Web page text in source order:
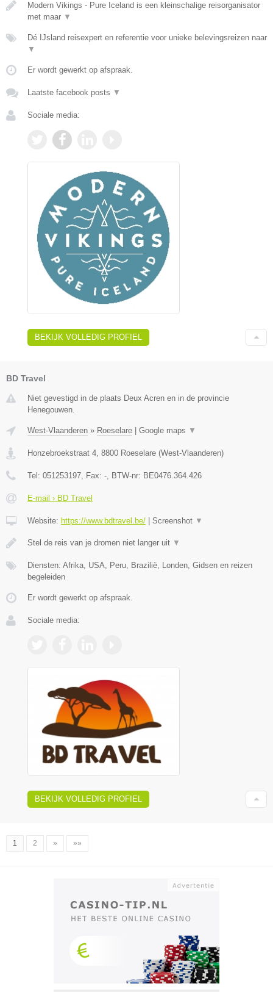
Modern Vikings - Pure Iceland is een kleinschalige reisorganisator
met maar ▼
Dé IJsland reisexpert en referentie voor unieke belevingsreizen naar
▼
Er wordt gewerkt op afspraak.
Laatste facebook posts ▼
Sociale media:
BEKIJK VOLLEDIG PROFIEL
BD Travel
Niet gevestigd in de plaats Deux Acren en in de provincie
Henegouwen.
West-Vlaanderen » Roeselare Google maps ▼
Honzebroekstraat 4, 8800 Roeselare (West-Vlaanderen)
Tel: 051253197, Fax: -, BTW-nr: BE0476.364.426
E-mail › BD Travel
Website: https://www.bdtravel.be/ Screenshot ▼
Stel de reis van je dromen niet langer uit ▼
Diensten: Afrika, USA, Peru, Brazilië, Londen, Gidsen en reizen
begeleiden
Er wordt gewerkt op afspraak.
Sociale media:
BEKIJK VOLLEDIG PROFIEL
1 2 » »»